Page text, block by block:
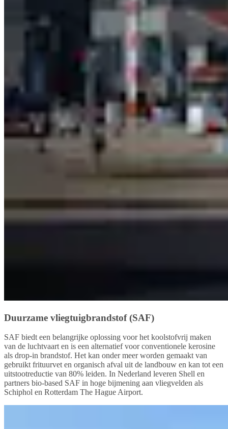
Duurzame vliegtuigbrandstof (SAF)
SAF biedt een belangrijke oplossing voor het koolstofvrij maken
van de luchtvaart en is een alternatief voor conventionele kerosine
als drop-in brandstof. Het kan onder meer worden gemaakt van
gebruikt frituurvet en organisch afval uit de landbouw en kan tot een
uitstootreductie van 80% leiden. In Nederland leveren Shell en
partners bio-based SAF in hoge bijmening aan vliegvelden als
Schiphol en Rotterdam The Hague Airport.